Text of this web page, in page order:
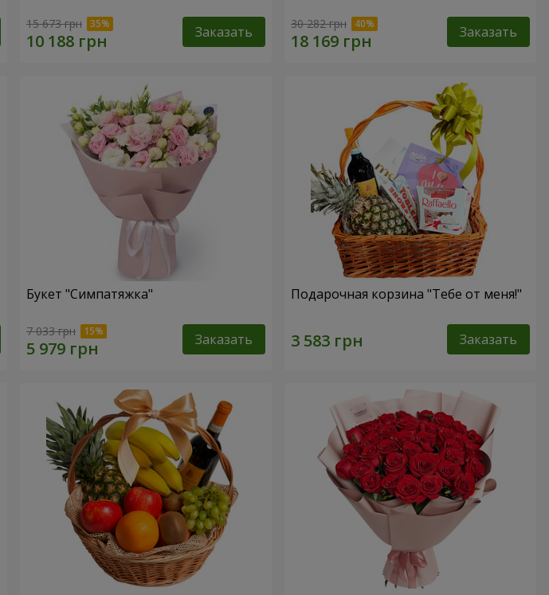
15 673 грн Заказать 30 282 грн Заказать
Букет "Симпатяжка"
7 033 грн Заказать
Подарочная корзина "Тебе от меня!"
Заказать